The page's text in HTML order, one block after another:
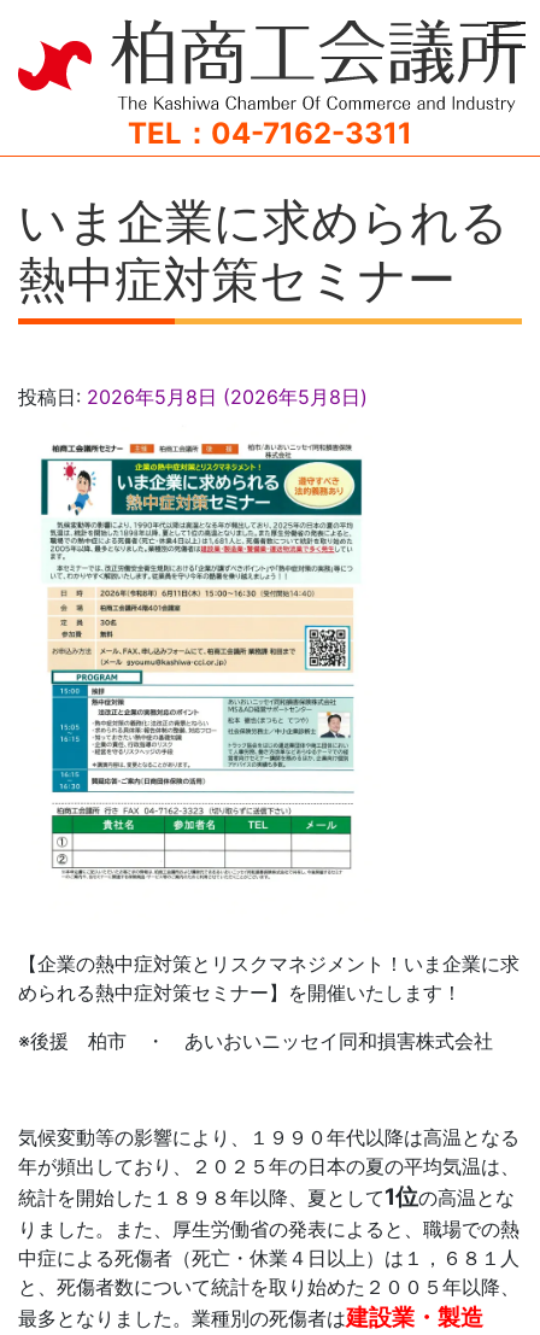
TEL：04-7162-3311
いま企業に求められる
熱中症対策セミナー
投稿日: 2026年5月8日 (2026年5月8日)
【企業の熱中症対策とリスクマネジメント！いま企業に求
められる熱中症対策セミナー】を開催いたします！
※後援 柏市 ・ あいおいニッセイ同和損害株式会社
気候変動等の影響により、１９９０年代以降は高温となる
年が頻出しており、２０２５年の日本の夏の平均気温は、
統計を開始した１８９８年以降、夏として1位の高温とな
りました。また、厚生労働省の発表によると、職場での熱
中症による死傷者（死亡・休業４日以上）は１，６８１人
と、死傷者数について統計を取り始めた２００５年以降、
最多となりました。業種別の死傷者は建設業・製造